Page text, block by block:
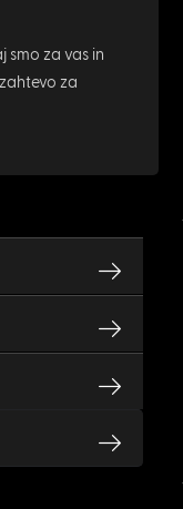
smo za vas in
za